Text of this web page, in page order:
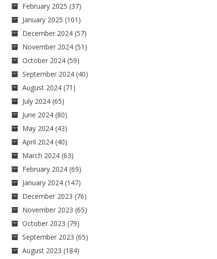
February 2025 (37)
January 2025 (101)
December 2024 (57)
November 2024 (51)
October 2024 (59)
September 2024 (40)
August 2024 (71)
July 2024 (65)
June 2024 (80)
May 2024 (43)
April 2024 (40)
March 2024 (63)
February 2024 (69)
January 2024 (147)
December 2023 (76)
November 2023 (65)
October 2023 (79)
September 2023 (65)
August 2023 (184)